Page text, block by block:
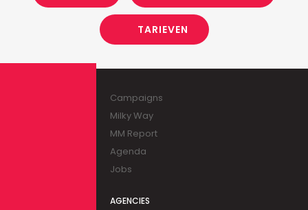
TARIEVEN
Campaigns
Milky Way
MM Report
Agenda
Jobs
AGENCIES